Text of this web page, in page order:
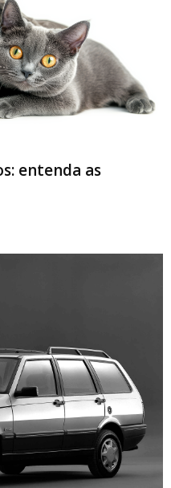
entenda as